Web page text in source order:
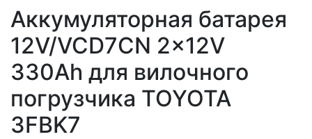
Аккумуляторная батарея
12V/VCD7CN 2x12V
330Ah для вилочного
погрузчика TOYOTA
3FBK7